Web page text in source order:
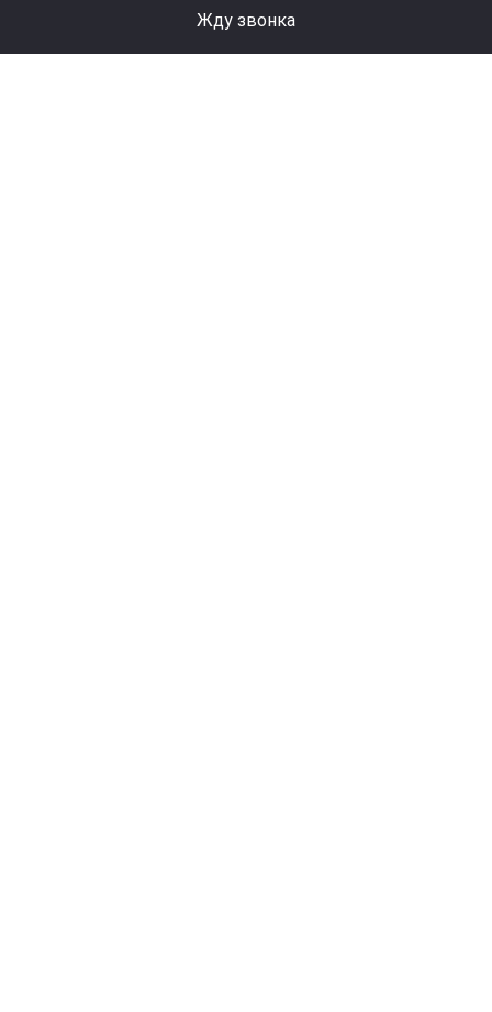
Жду звонка